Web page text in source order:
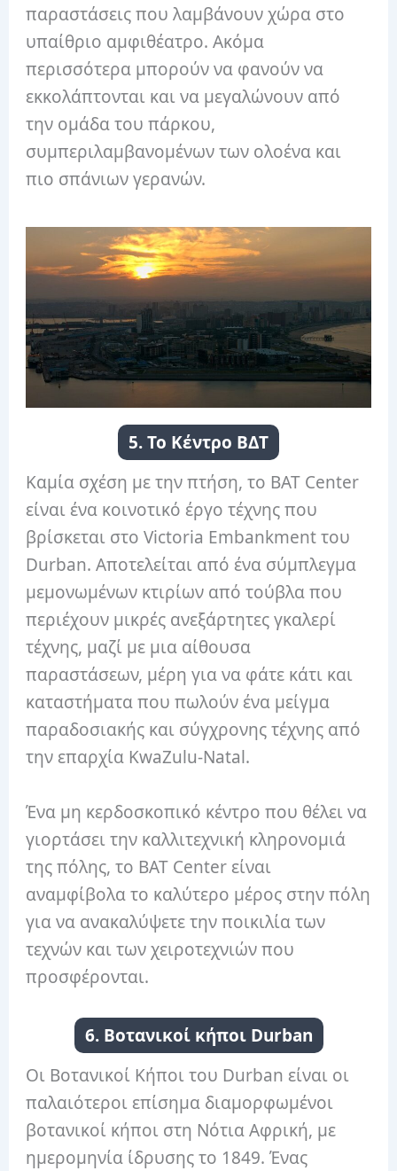
παραστάσεις που λαμβάνουν χώρα στο
υπαίθριο αμφιθέατρο. Ακόμα
περισσότερα μπορούν να φανούν να
εκκολάπτονται και να μεγαλώνουν από
την ομάδα του πάρκου,
συμπεριλαμβανομένων των ολοένα και
πιο σπάνιων γερανών.
5. Το Κέντρο ΒΔΤ
Καμία σχέση με την πτήση, το BAT Center
είναι ένα κοινοτικό έργο τέχνης που
βρίσκεται στο Victoria Embankment του
Durban. Αποτελείται από ένα σύμπλεγμα
μεμονωμένων κτιρίων από τούβλα που
περιέχουν μικρές ανεξάρτητες γκαλερί
τέχνης, μαζί με μια αίθουσα
παραστάσεων, μέρη για να φάτε κάτι και
καταστήματα που πωλούν ένα μείγμα
παραδοσιακής και σύγχρονης τέχνης από
την επαρχία KwaZulu-Natal.
Ένα μη κερδοσκοπικό κέντρο που θέλει να
γιορτάσει την καλλιτεχνική κληρονομιά
της πόλης, το BAT Center είναι
αναμφίβολα το καλύτερο μέρος στην πόλη
για να ανακαλύψετε την ποικιλία των
τεχνών και των χειροτεχνιών που
προσφέρονται.
6. Βοτανικοί κήποι Durban
Οι Βοτανικοί Κήποι του Durban είναι οι
παλαιότεροι επίσημα διαμορφωμένοι
βοτανικοί κήποι στη Νότια Αφρική, με
ημερομηνία ίδρυσης το 1849. Ένας